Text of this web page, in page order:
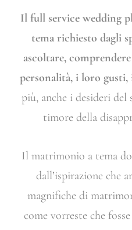
Il full service wedding
tema richiesto dagli
ascoltare,
personalità, i loro
più, anche i desideri del
timore della
Il matrimonio a tema
dall’ispirazione che
magnifiche di
come vorreste che